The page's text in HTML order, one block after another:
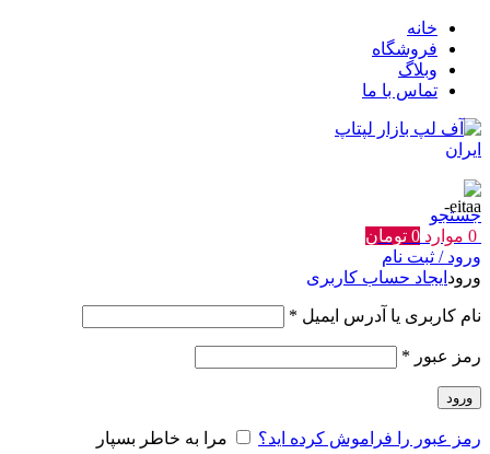
خانه
فروشگاه
وبلاگ
تماس با ما
جستجو
0 موارد 0 تومان
ورود / ثبت نام
ورود ایجاد حساب کاربری
نام کاربری یا آدرس ایمیل *
رمز عبور *
ورود
رمز عبور را فراموش کرده اید؟ مرا به خاطر بسپار